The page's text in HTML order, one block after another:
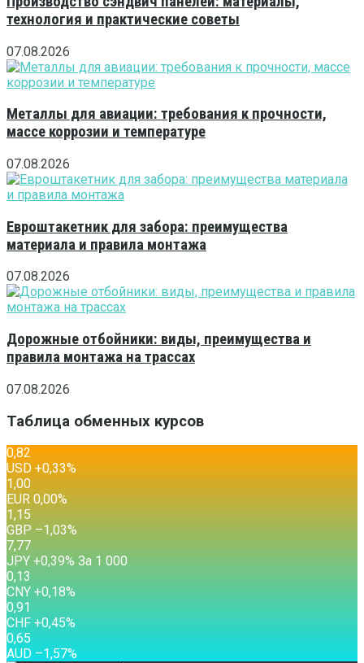
технология и практические советы
07.08.2026
Металлы для авиации: требования к прочности,
массе коррозии и температуре
07.08.2026
Евроштакетник для забора: преимущества
материала и правила монтажа
07.08.2026
Дорожные отбойники: виды, преимущества и
правила монтажа на трассах
07.08.2026
Таблица обменных курсов
0,82
USD +0,33%
1,00
EUR 0,00%
1,15
GBP –1,03%
7,77
JPY +0,39% За 1 000
0,13
CNY +0,18%
0,91
CHF +0,45%
0,65
AUD –1,57%